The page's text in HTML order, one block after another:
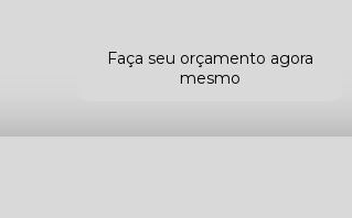
Faça seu orçamento agora
mesmo